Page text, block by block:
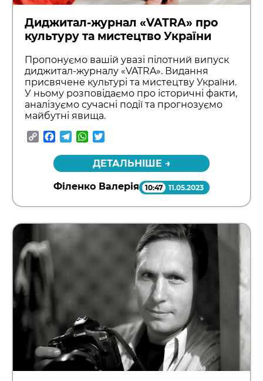
Диджитал-журнал «VATRA» про
культуру та мистецтво України
Пропонуємо вашій увазі пілотний випуск
диджитал-журналу «VATRA». Видання
присвячене культурі та мистецтву України.
У ньому розповідаємо про історичні факти,
аналізуємо сучасні події та прогнозуємо
майбутні явища.
CopyFacebook
TelegramWhatsApp
ДЕТАЛЬНІШЕ →
Філенко Валерія 10:47 11.05.2023